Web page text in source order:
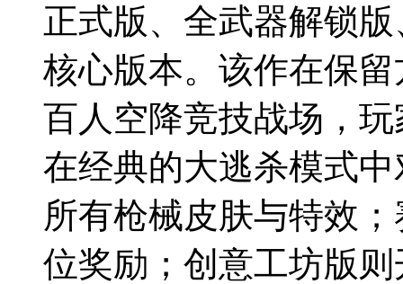
正式版、全武器解锁
核心版本。该作在保
百人空降竞技战场，
在经典的大逃杀模式
所有枪械皮肤与特效
位奖励；创意工坊版